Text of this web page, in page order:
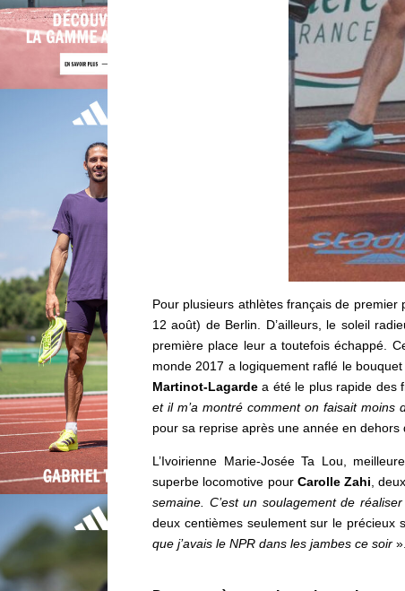
Pour plusieurs athlètes français de premier
12 août) de Berlin. D’ailleurs, le soleil
première place leur a toutefois échappé.
monde 2017 a logiquement raflé le
Martinot-Lagarde a été le plus rapide des
et il m’a montré comment on faisait moins
pour sa reprise après une année en
L’Ivoirienne Marie-Josée Ta Lou,
superbe locomotive pour Carolle Zahi,
semaine. C’est un soulagement de
deux centièmes seulement sur le précieux
que j’avais le NPR dans les jambes ce soir ».